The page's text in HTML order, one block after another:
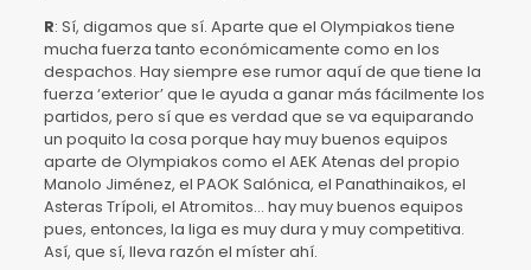
R: Sí, digamos que sí. Aparte que el Olympiakos tiene
mucha fuerza tanto económicamente como en los
despachos. Hay siempre ese rumor aquí de que tiene la
fuerza ‘exterior’ que le ayuda a ganar más fácilmente los
partidos, pero sí que es verdad que se va equiparando
un poquito la cosa porque hay muy buenos equipos
aparte de Olympiakos como el AEK Atenas del propio
Manolo Jiménez, el PAOK Salónica, el Panathinaikos, el
Asteras Trípoli, el Atromitos… hay muy buenos equipos
pues, entonces, la liga es muy dura y muy competitiva.
Así, que sí, lleva razón el míster ahí.